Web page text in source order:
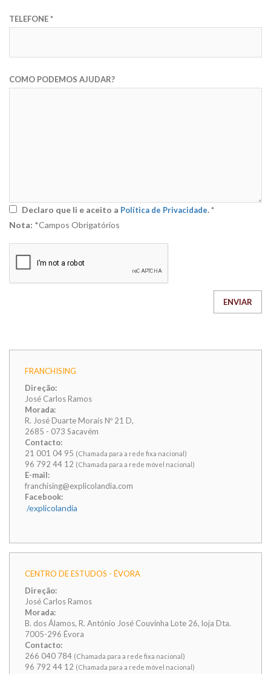
TELEFONE*
COMO PODEMOS AJUDAR?
Declaro que li e aceito a Política de Privacidade. *
Nota: *Campos Obrigatórios
ENVIAR
FRANCHISING
Direção:
José Carlos Ramos
Morada:
R. José Duarte Morais Nº 21 D,
2685 - 073 Sacavém
Contacto:
21 001 04 95 (Chamada para a rede fixa nacional)
96 792 44 12 (Chamada para a rede móvel nacional)
E-mail:
franchising@explicolandia.com
Facebook:
/explicolandia
CENTRO DE ESTUDOS - ÉVORA
Direção:
José Carlos Ramos
Morada:
B. dos Álamos, R. António José Couvinha Lote 26, loja Dta.
7005-296 Évora
Contacto:
266 040 784 (Chamada para a rede fixa nacional)
96 792 44 12 (Chamada para a rede móvel nacional)